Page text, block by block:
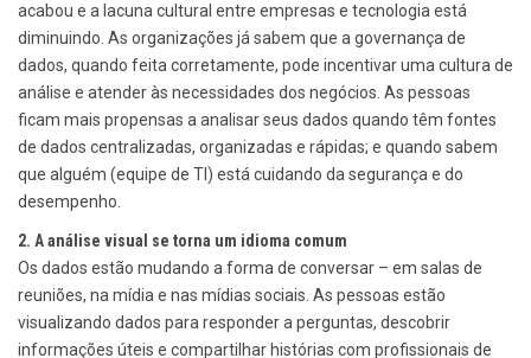
acabou e a lacuna cultural entre empresas e tecnologia está
diminuindo. As organizações já sabem que a governança de
dados, quando feita corretamente, pode incentivar uma cultura de
análise e atender às necessidades dos negócios. As pessoas
ficam mais propensas a analisar seus dados quando têm fontes
de dados centralizadas, organizadas e rápidas; e quando sabem
que alguém (equipe de TI) está cuidando da segurança e do
desempenho.
2. A análise visual se torna um idioma comum
Os dados estão mudando a forma de conversar – em salas de
reuniões, na mídia e nas mídias sociais. As pessoas estão
visualizando dados para responder a perguntas, descobrir
informações úteis e compartilhar histórias com profissionais de